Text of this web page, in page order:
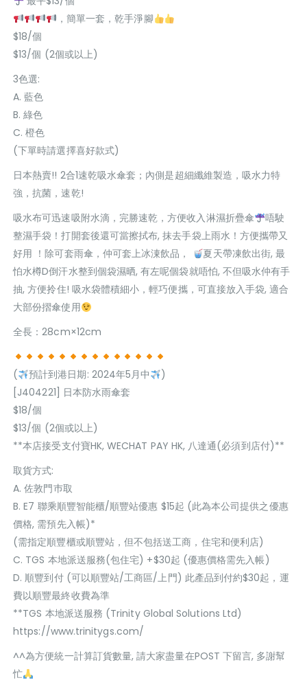
，簡單一套，乾手淨腳
$18/個
$13/個 (2個或以上)
3色選:
A. 藍色
B. 綠色
C. 橙色
(下單時請選擇喜好款式)
日本熱賣!! 2合1速乾吸水傘套；內側是超細纖維製造，吸水力特
強，抗菌，速乾!
吸水布可迅速吸附水滴，完勝速乾，方便收入淋濕折疊傘
唔駛
整濕手袋！打開套後還可當擦拭布, 抹去手袋上雨水！方便攜帶又
好用 ！除可套雨傘，仲可套上冰涷飲品，
夏天帶凍飲出街, 最
怕水樽D倒汗水整到個袋濕晒, 有左呢個袋就唔怕, 不但吸水仲有手
抽, 方便拎住! 吸水袋體積細小，輕巧便攜，可直接放入手袋, 適合
大部份摺傘使用
全長：28cm×12cm
( 預計到港日期: 2024年5月中
)
[J404221] 日本防水雨傘套
$18/個
$13/個 (2個或以上)
**本店接受支付寶HK, WECHAT PAY HK, 八達通(必須到店付)**
取貨方式:
A. 佐敦門巿取
B. E7 聯乘順豐智能櫃/順豐站優惠 $15起 (此為本公司提供之優惠
價格, 需預先入帳)*
(需指定順豐櫃或順豐站，但不包括送工商，住宅和便利店)
C. TGS 本地派送服務(包住宅) +$30起 (優惠價格需先入帳)
D. 順豐到付 (可以順豐站/工商區/上門) 此產品到付約$30起，運
費以順豐最終收費為準
**TGS 本地派送服務 (Trinity Global Solutions Ltd)
https://www.trinitygs.com/
^^為方便統一計算訂貨數量, 請大家盡量在POST 下留言, 多謝幫
忙